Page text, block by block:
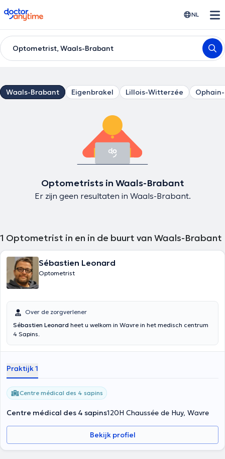
doctoranytime NL
Optometrist, Waals-Brabant
Waals-Brabant Eigenbrakel Lillois-Witterzée
Optometrists in Waals-Brabant
Er zijn geen resultaten in Waals-Brabant.
1 Optometrist in en in de buurt van Waals-Brabant
Sébastien Leonard
Optometrist
Over de zorgverlener
Sébastien Leonard heet u welkom in Wavre in het medisch centrum
4 Sapins.
Praktijk 1
Centre médical des 4 sapins
Centre médical des 4 sapins120H Chaussée de Huy, Wavre
Bekijk profiel